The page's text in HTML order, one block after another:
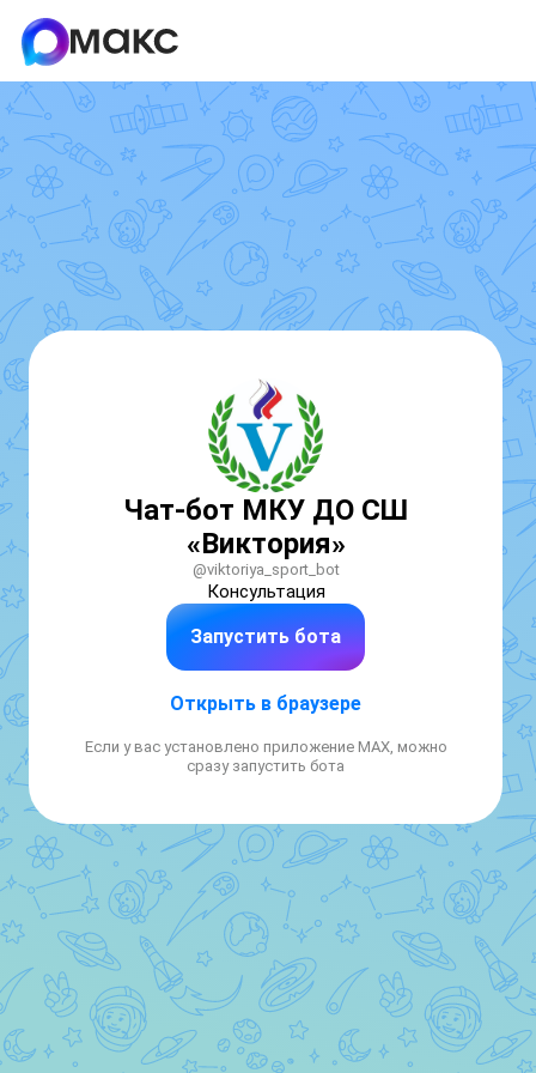
Чат-бот МКУ ДО СШ
«Виктория»
@viktoriya_sport_bot
Запустить бота
Открыть в браузере
Если у вас установлено приложение MAX, можно
сразу запустить бота